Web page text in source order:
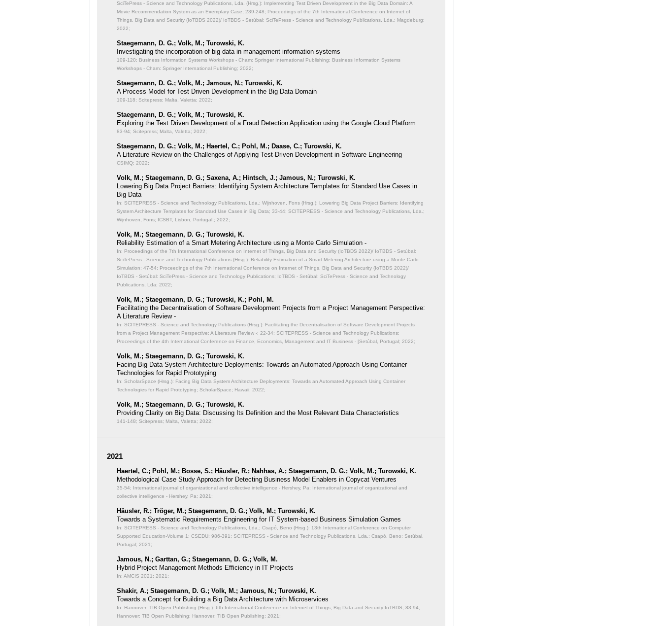
SciTePress - Science and Technology Publications, Lda. (Hrsg.): Implementing Test Driven Development in the Big Data Domain: A
Movie Recommendation System as an Exemplary Case; 239-248; Proceedings of the 7th International Conference on Internet of
Things, Big Data and Security (IoTBDS 2022)/ IoTBDS - Setúbal: SciTePress - Science and Technology Publications, Lda.; Magdeburg;
2022;
Staegemann, D. G.; Volk, M.; Turowski, K.
Investigating the incorporation of big data in management information systems
109-120; Business Information Systems Workshops - Cham: Springer International Publishing; Business Information Systems
Workshops - Cham: Springer International Publishing; 2022;
Staegemann, D. G.; Volk, M.; Jamous, N.; Turowski, K.
A Process Model for Test Driven Development in the Big Data Domain
109-118; Scitepress; Malta, Valetta; 2022;
Staegemann, D. G.; Volk, M.; Turowski, K.
Exploring the Test Driven Development of a Fraud Detection Application using the Google Cloud Platform
83-94; Scitepress; Malta, Valetta; 2022;
Staegemann, D. G.; Volk, M.; Haertel, C.; Pohl, M.; Daase, C.; Turowski, K.
A Literature Review on the Challenges of Applying Test-Driven Development in Software Engineering
CSIMQ; 2022;
Volk, M.; Staegemann, D. G.; Saxena, A.; Hintsch, J.; Jamous, N.; Turowski, K.
Lowering Big Data Project Barriers: Identifying System Architecture Templates for Standard Use Cases in
Big Data
In: SCITEPRESS - Science and Technology Publications, Lda.; Wijnhoven, Fons (Hrsg.): Lowering Big Data Project Barriers: Identifying
System Architecture Templates for Standard Use Cases in Big Data; 33-44; SCITEPRESS - Science and Technology Publications, Lda.;
Wijnhoven, Fons; ICSBT, Lisbon, Portugal,; 2022;
Volk, M.; Staegemann, D. G.; Turowski, K.
Reliability Estimation of a Smart Metering Architecture using a Monte Carlo Simulation -
In: Proceedings of the 7th International Conference on Internet of Things, Big Data and Security (IoTBDS 2022)/ IoTBDS - Setúbal:
SciTePress - Science and Technology Publications (Hrsg.): Reliability Estimation of a Smart Metering Architecture using a Monte Carlo
Simulation; 47-54; Proceedings of the 7th International Conference on Internet of Things, Big Data and Security (IoTBDS 2022)/
IoTBDS - Setúbal: SciTePress - Science and Technology Publications; IoTBDS - Setúbal: SciTePress - Science and Technology
Publications, Lda; 2022;
Volk, M.; Staegemann, D. G.; Turowski, K.; Pohl, M.
Facilitating the Decentralisation of Software Development Projects from a Project Management Perspective:
A Literature Review -
In: SCITEPRESS - Science and Technology Publications (Hrsg.): Facilitating the Decentralisation of Software Development Projects
from a Project Management Perspective: A Literature Review -; 22-34; SCITEPRESS - Science and Technology Publications;
Proceedings of the 4th International Conference on Finance, Economics, Management and IT Business - [Setúbal, Portugal; 2022;
Volk, M.; Staegemann, D. G.; Turowski, K.
Facing Big Data System Architecture Deployments: Towards an Automated Approach Using Container
Technologies for Rapid Prototyping
In: ScholarSpace (Hrsg.): Facing Big Data System Architecture Deployments: Towards an Automated Approach Using Container
Technologies for Rapid Prototyping; ScholarSpace; Hawaii; 2022;
Volk, M.; Staegemann, D. G.; Turowski, K.
Providing Clarity on Big Data: Discussing Its Definition and the Most Relevant Data Characteristics
141-148; Scitepress; Malta, Valetta; 2022;
2021
Haertel, C.; Pohl, M.; Bosse, S.; Häusler, R.; Nahhas, A.; Staegemann, D. G.; Volk, M.; Turowski, K.
Methodological Case Study Approach for Detecting Business Model Enablers in Copycat Ventures
35-54; International journal of organizational and collective intelligence - Hershey, Pa; International journal of organizational and
collective intelligence - Hershey, Pa; 2021;
Häusler, R.; Tröger, M.; Staegemann, D. G.; Volk, M.; Turowski, K.
Towards a Systematic Requirements Engineering for IT System-based Business Simulation Games
In: SCITEPRESS - Science and Technology Publications, Lda.; Csapó, Beno (Hrsg.): 13th International Conference on Computer
Supported Education-Volume 1: CSEDU; 986-391; SCITEPRESS - Science and Technology Publications, Lda.; Csapó, Beno; Setúbal,
Portugal; 2021;
Jamous, N.; Garttan, G.; Staegemann, D. G.; Volk, M.
Hybrid Project Management Methods Efficiency in IT Projects
In: AMCIS 2021; 2021;
Shakir, A.; Staegemann, D. G.; Volk, M.; Jamous, N.; Turowski, K.
Towards a Concept for Building a Big Data Architecture with Microservices
In: Hannover: TIB Open Publishing (Hrsg.): 6th International Conference on Internet of Things, Big Data and Security-IoTBDS; 83-94;
Hannover: TIB Open Publishing; Hannover: TIB Open Publishing; 2021;